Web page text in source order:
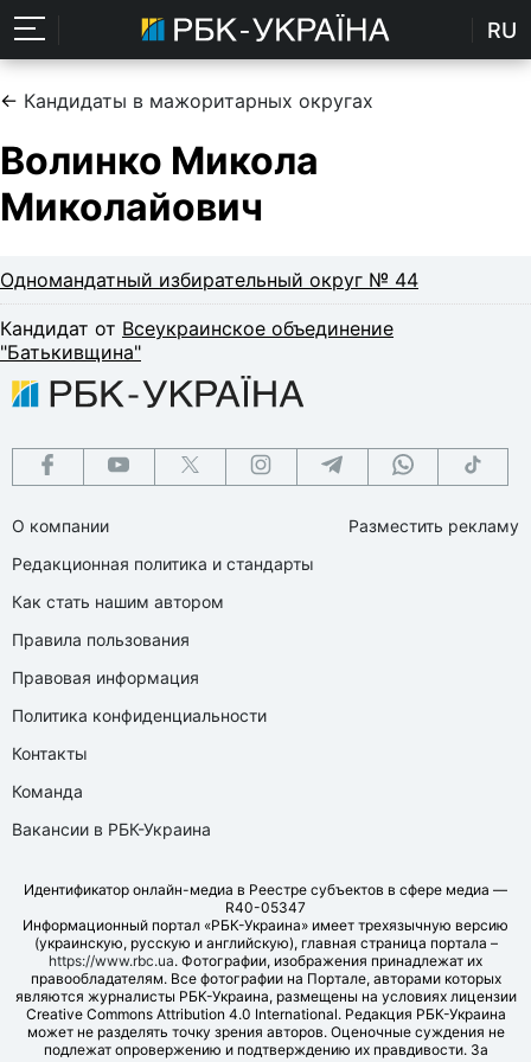
RU
← Кандидаты в мажоритарных округах
Волинко Микола
Миколайович
Одномандатный избирательный округ № 44
Кандидат от Всеукраинское объединение
"Батькивщина"
О компании
Редакционная политика и стандарты
Как стать нашим автором
Правила пользования
Правовая информация
Политика конфиденциальности
Контакты
Команда
Вакансии в РБК-Украина
Разместить рекламу
Идентификатор онлайн-медиа в Реестре субъектов в сфере медиа —
R40-05347
Информационный портал «РБК-Украина» имеет трехязычную версию
(украинскую, русскую и английскую), главная страница портала –
https://www.rbc.ua. Фотографии, изображения принадлежат их
правообладателям. Все фотографии на Портале, авторами которых
являются журналисты РБК-Украина, размещены на условиях лицензии
Creative Commons Attribution 4.0 International. Редакция РБК-Украина
может не разделять точку зрения авторов. Оценочные суждения не
подлежат опровержению и подтверждению их правдивости. За